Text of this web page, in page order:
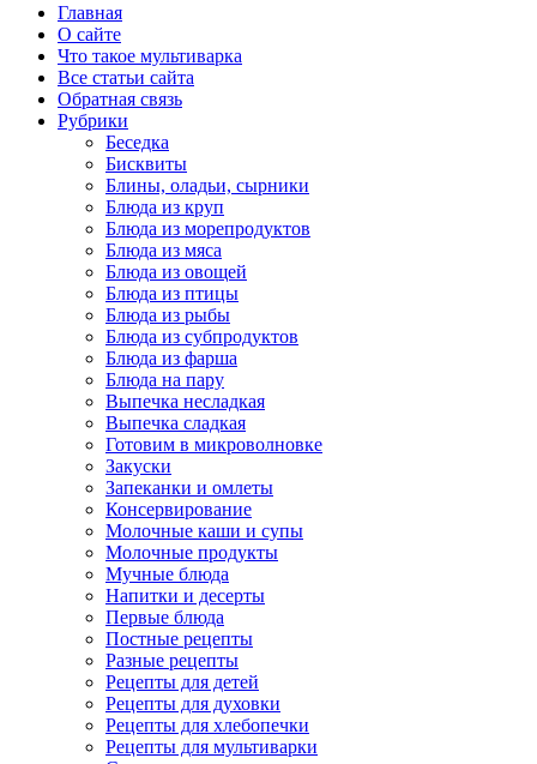
Главная
О сайте
Что такое мультиварка
Все статьи сайта
Обратная связь
Рубрики
Беседка
Бисквиты
Блины, оладьи, сырники
Блюда из круп
Блюда из морепродуктов
Блюда из мяса
Блюда из овощей
Блюда из птицы
Блюда из рыбы
Блюда из субпродуктов
Блюда из фарша
Блюда на пару
Выпечка несладкая
Выпечка сладкая
Готовим в микроволновке
Закуски
Запеканки и омлеты
Консервирование
Молочные каши и супы
Молочные продукты
Мучные блюда
Напитки и десерты
Первые блюда
Постные рецепты
Разные рецепты
Рецепты для детей
Рецепты для духовки
Рецепты для хлебопечки
Рецепты для мультиварки